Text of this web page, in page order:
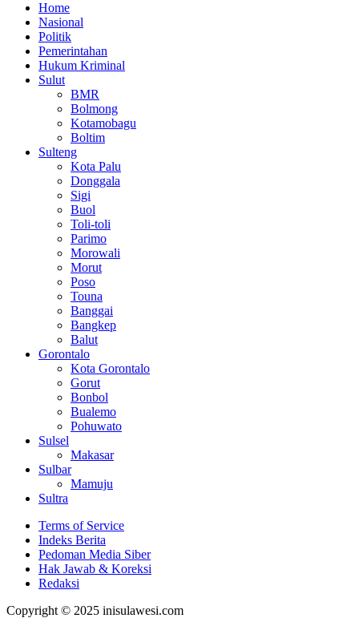
Home
Nasional
Politik
Pemerintahan
Hukum Kriminal
Sulut
BMR
Bolmong
Kotamobagu
Boltim
Sulteng
Kota Palu
Donggala
Sigi
Buol
Toli-toli
Parimo
Morowali
Morut
Poso
Touna
Banggai
Bangkep
Balut
Gorontalo
Kota Gorontalo
Gorut
Bonbol
Bualemo
Pohuwato
Sulsel
Makasar
Sulbar
Mamuju
Sultra
Terms of Service
Indeks Berita
Pedoman Media Siber
Hak Jawab & Koreksi
Redaksi
Copyright © 2025 inisulawesi.com